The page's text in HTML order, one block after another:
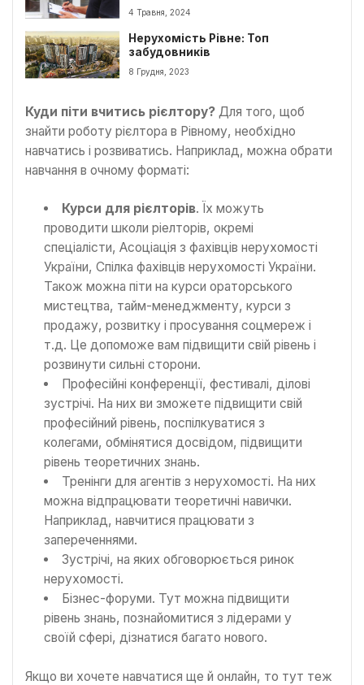
4 Травня, 2024
Нерухомість Рівне: Топ
забудовників
8 Грудня, 2023
Куди піти вчитись рієлтору? Для того, щоб
знайти роботу рієлтора в Рівному, необхідно
навчатись і розвиватись. Наприклад, можна обрати
навчання в очному форматі:
Курси для рієлторів. Їх можуть
проводити школи ріелторів, окремі
спеціалісти, Асоціація з фахівців нерухомості
України, Спілка фахівців нерухомості України.
Також можна піти на курси ораторського
мистецтва, тайм-менеджменту, курси з
продажу, розвитку і просування соцмереж і
т.д. Це допоможе вам підвищити свій рівень і
розвинути сильні сторони.
Професійні конференції, фестивалі, ділові
зустрічі. На них ви зможете підвищити свій
професійний рівень, поспілкуватися з
колегами, обмінятися досвідом, підвищити
рівень теоретичних знань.
Тренінги для агентів з нерухомості. На них
можна відпрацювати теоретичні навички.
Наприклад, навчитися працювати з
запереченнями.
Зустрічі, на яких обговорюється ринок
нерухомості.
Бізнес-форуми. Тут можна підвищити
рівень знань, познайомитися з лідерами у
своїй сфері, дізнатися багато нового.
Якщо ви хочете навчатися ще й онлайн, то тут теж